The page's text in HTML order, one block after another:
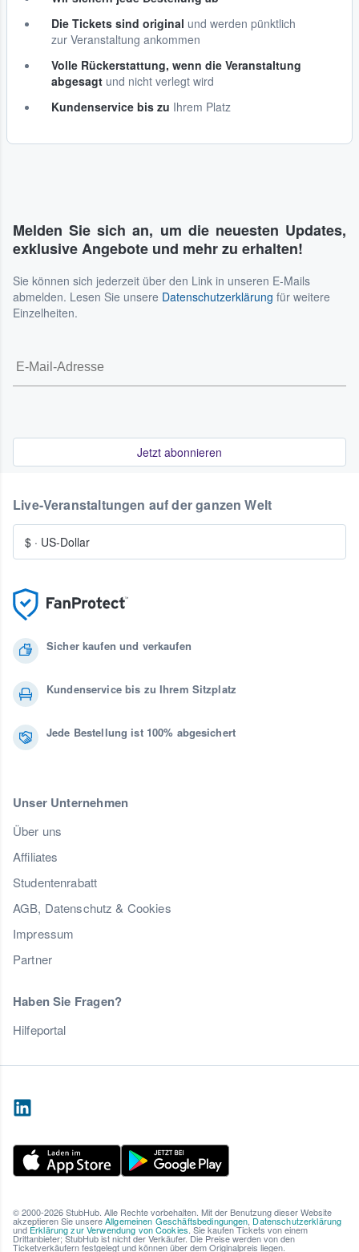
Die Tickets sind original und werden pünktlich
zur Veranstaltung ankommen
Volle Rückerstattung, wenn die Veranstaltung
abgesagt und nicht verlegt wird
Kundenservice bis zu Ihrem Platz
Melden Sie sich an, um die neuesten Updates,
exklusive Angebote und mehr zu erhalten!
Sie können sich jederzeit über den Link in unseren E-Mails
abmelden. Lesen Sie unsere Datenschutzerklärung für weitere
Einzelheiten.
Jetzt abonnieren
Sicher kaufen und verkaufen
Kundenservice bis zu Ihrem Sitzplatz
Jede Bestellung ist 100% abgesichert
Unser Unternehmen
Über uns
Affiliates
Studentenrabatt
AGB, Datenschutz & Cookies
Impressum
Partner
Haben Sie Fragen?
Hilfeportal
Live-Veranstaltungen auf der ganzen Welt
$ · US-Dollar
© 2000-2026 StubHub. Alle Rechte vorbehalten. Mit der Benutzung dieser Website
akzeptieren Sie unsereAllgemeinen Geschäftsbedingungen, Datenschutzerklärung
und Erklärung zur Verwendung von Cookies. Sie kaufen Tickets von einem
Drittanbieter; StubHub ist nicht der Verkäufer. Die Preise werden von den
Ticketverkäufern festgelegt und können über dem Originalpreis liegen.